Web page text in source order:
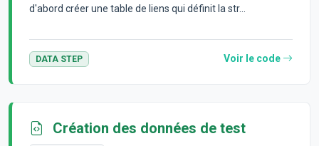
d'abord créer une table de liens qui définit la str...
DATA STEP Voir le code
Création des données de test